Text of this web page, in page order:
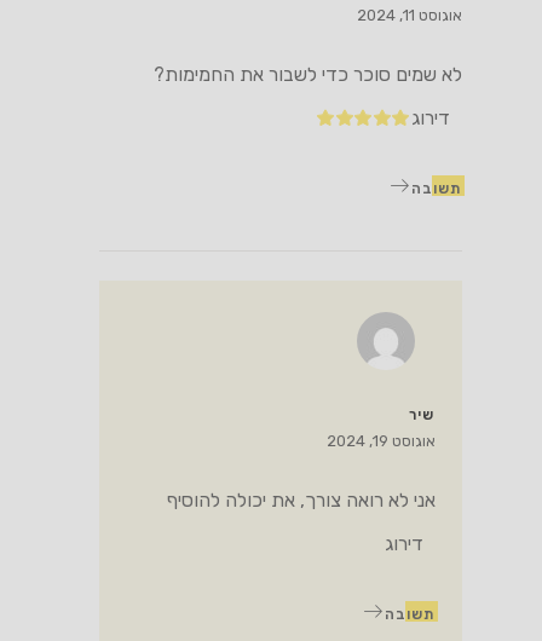
אוגוסט 11, 2024
לא שמים סוכר כדי לשבור את החמימות?
דירוג
תשובה
שיר
אוגוסט 19, 2024
אני לא רואה צורך, את יכולה להוסיף
דירוג
תשובה